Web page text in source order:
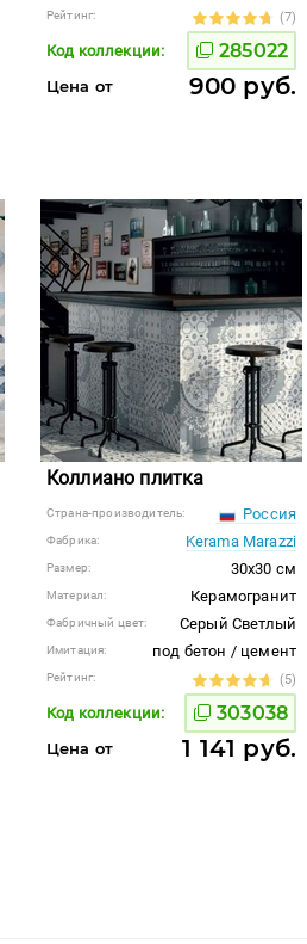
Рейтинг: (7)
Код коллекции: 285022
Цена от 900 руб.
Коллиано плитка
Страна-производитель: Россия
Фабрика: Kerama Marazzi
Размер: 30x30 см
Материал: Керамогранит
Фабричный цвет: Серый Светлый
Имитация: под бетон / цемент
Рейтинг: (5)
Код коллекции: 303038
Цена от 1 141 руб.